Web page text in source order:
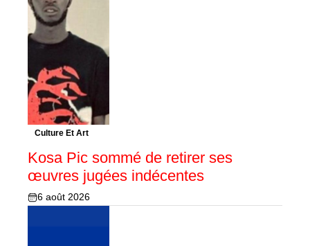
Culture Et Art
Kosa Pic sommé de retirer ses
œuvres jugées indécentes
6 août 2026